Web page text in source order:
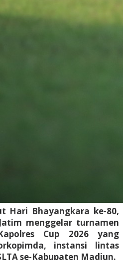
Hari Bhayangkara ke-80,
menggelar turnamen
Cup 2026 yang
instansi lintas
se-Kabupaten Madiun.